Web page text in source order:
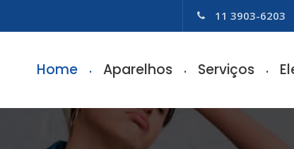
11 3903-6203
Home Aparelhos Serviços